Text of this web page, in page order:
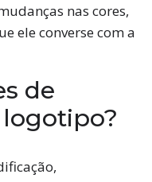
nas cores,
ele converse com a
de